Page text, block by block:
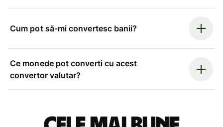
Cum pot să-mi convertesc banii?
Ce monede pot converti cu acest
convertor valutar?